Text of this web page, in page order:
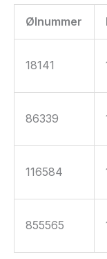
Ølnummer
18141
86339
116584
855565